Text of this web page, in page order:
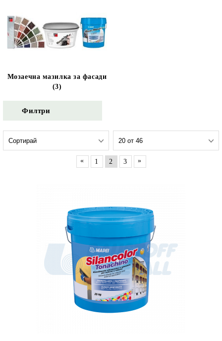
Мозаечна мазилка за фасади
(3)
Филтри
« 1 2 3 »